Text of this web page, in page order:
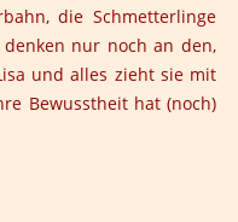
die Schmetterlinge
nur noch an den,
und alles zieht sie mit
Bewusstheit hat (noch)